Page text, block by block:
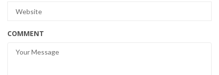
COMMENT